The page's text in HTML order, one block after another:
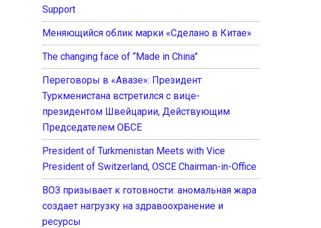
Support
Меняющийся облик марки «Сделано в Китае»
The changing face of “Made in China”
Переговоры в «Авазе»: Президент
Туркменистана встретился с вице-
президентом Швейцарии, Действующим
Председателем ОБСЕ
President of Turkmenistan Meets with Vice
President of Switzerland, OSCE Chairman-in-Office
ВОЗ призывает к готовности: аномальная жара
создает нагрузку на здравоохранение и
ресурсы